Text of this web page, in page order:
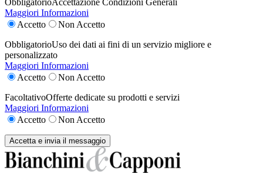
ObbligatorioAccettazione Condizioni Generali
Maggiori Informazioni
Accetto
Non Accetto
ObbligatorioUso dei dati ai fini di un servizio migliore e
personalizzato
Maggiori Informazioni
Accetto
Non Accetto
FacoltativoOfferte dedicate su prodotti e servizi
Maggiori Informazioni
Accetto
Non Accetto